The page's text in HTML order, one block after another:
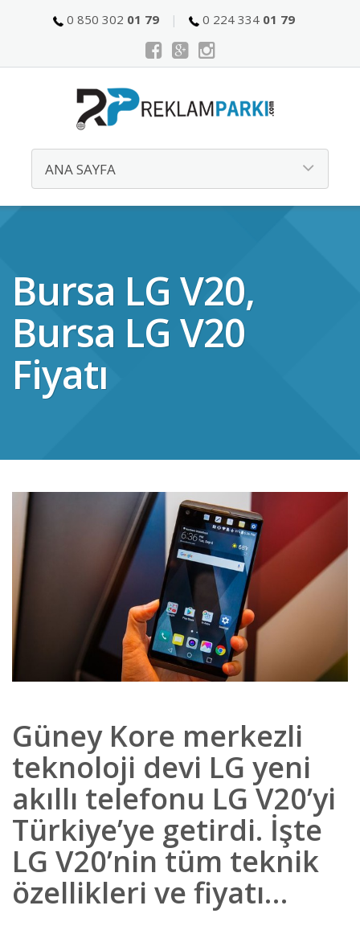
0 850 302 01 79 0 224 334 01 79
Bursa LG V20,
Bursa LG V20
Fiyatı
Güney Kore merkezli
teknoloji devi LG yeni
akıllı telefonu LG V20’yi
Türkiye’ye getirdi. İşte
LG V20’nin tüm teknik
özellikleri ve fiyatı…